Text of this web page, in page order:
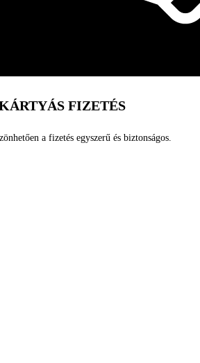
FIZETÉS
a fizetés egyszerű és biztonságos.